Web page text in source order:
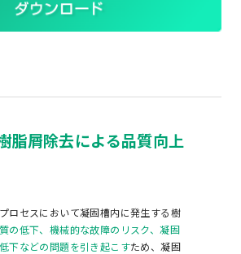
脂屑除去による品質向上
ロセスにおいて凝固槽内に発生する樹
の低下、機械的な故障のリスク、凝固
下などの問題を引き起こすため、凝固